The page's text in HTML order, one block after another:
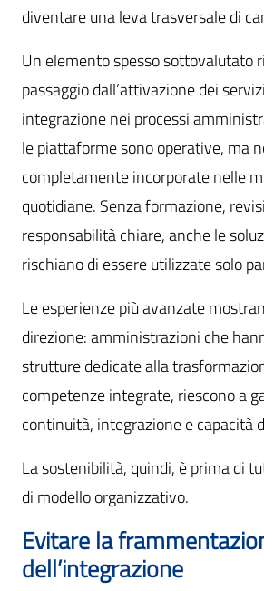
diventare una leva trasversale di
Un elemento spesso sottovalutato
passaggio dall’attivazione dei
integrazione nei processi
le piattaforme sono operative, ma
completamente incorporate nelle
quotidiane. Senza formazione,
responsabilità chiare, anche le
rischiano di essere utilizzate solo
Le esperienze più avanzate
direzione: amministrazioni che
strutture dedicate alla
competenze integrate, riescono a
continuità, integrazione e capacità
La sostenibilità, quindi, è prima di
di modello organizzativo.
Evitare la
dell’integrazione